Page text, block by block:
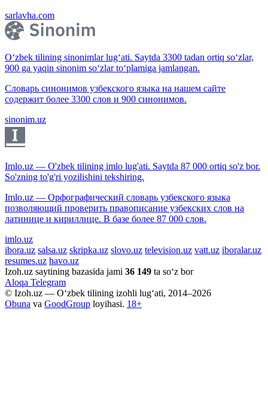
sarlavha.com
O‘zbek tilining sinonimlar lug‘ati. Saytda 3300 tadan ortiq so‘zlar,
900 ga yaqin sinonim so‘zlar to‘plamiga jamlangan.
Словарь синонимов узбекского языка на нашем сайте
содержит более 3300 слов и 900 синонимов.
sinonim.uz
Imlo.uz — O'zbek tilining imlo lug'ati. Saytda 87 000 ortiq so'z bor.
So'zning to'g'ri yozilishini tekshiring.
Imlo.uz — Орфографический словарь узбекского языка
позволяющий проверить правописание узбекских слов на
латинице и кириллице. В базе более 87 000 слов.
imlo.uz
ibora.uz salsa.uz skripka.uz slovo.uz television.uz vatt.uz iboralar.uz
resumes.uz havo.uz
Izoh.uz saytining bazasida jami 36 149 ta so‘z bor
Aloqa Telegram
© Izoh.uz — O‘zbek tilining izohli lug‘ati, 2014–2026
Obuna va GoodGroup loyihasi. 18+